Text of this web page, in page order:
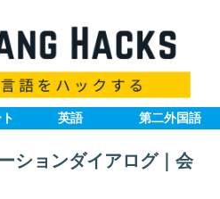
英語 第二外国語
ションダイアログ｜会